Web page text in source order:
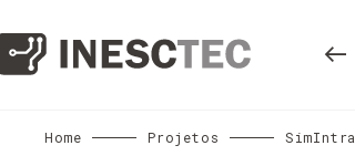
Home Projetos SimIntra